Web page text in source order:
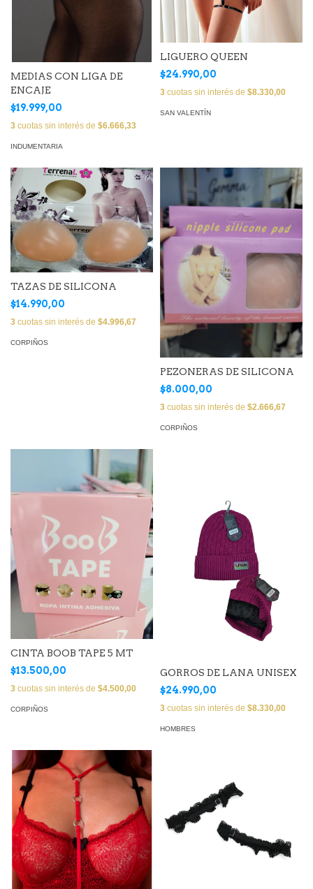
MEDIAS CON LIGA DE
ENCAJE
$19.999,00
3 cuotas sin interés de $6.666,33
INDUMENTARIA
LIGUERO QUEEN
$24.990,00
3 cuotas sin interés de $8.330,00
SAN VALENTÍN
TAZAS DE SILICONA
$14.990,00
3 cuotas sin interés de $4.996,67
CORPIÑOS
PEZONERAS DE SILICONA
$8.000,00
3 cuotas sin interés de $2.666,67
CORPIÑOS
CINTA BOOB TAPE 5 MT
$13.500,00
3 cuotas sin interés de $4.500,00
CORPIÑOS
GORROS DE LANA UNISEX
$24.990,00
3 cuotas sin interés de $8.330,00
HOMBRES